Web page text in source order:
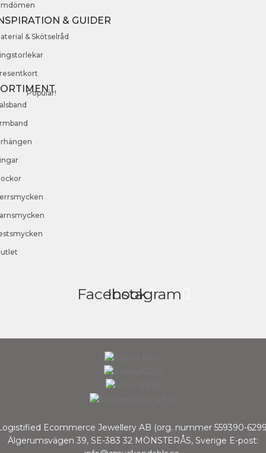
& GUIDER
& Skötselråd
Populär!
Facebook
Instagram
Ecommerce Jewellery AB (org. nummer 559390-
Älgerumsvägen 39, SE-383 32 MÖNSTERÅS, Sverige E-post: